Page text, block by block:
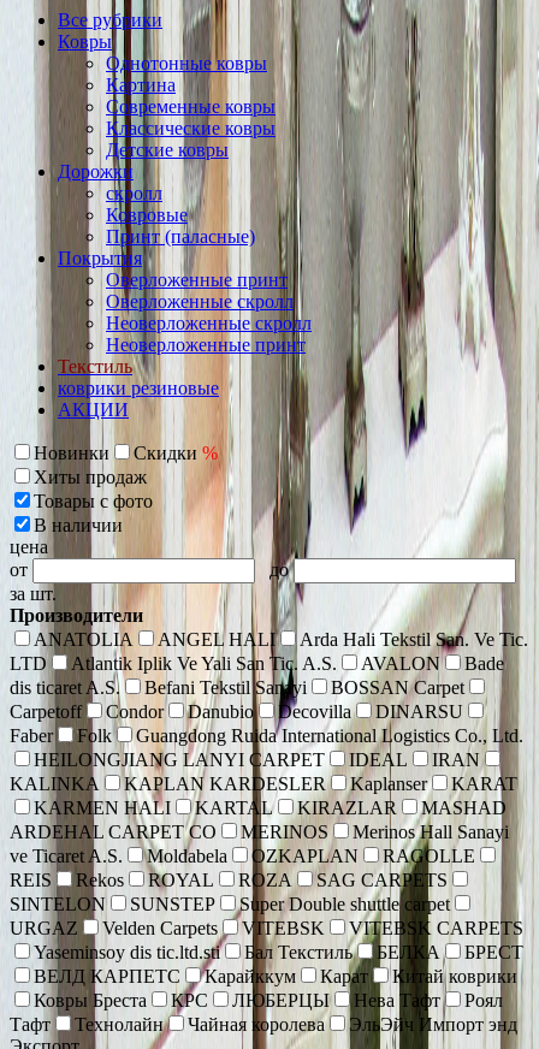
Все рубрики
Ковры
Однотонные ковры
Картина
Современные ковры
Классические ковры
Детские ковры
Дорожки
скролл
Ковровые
Принт (паласные)
Покрытия
Оверложенные принт
Оверложенные скролл
Неоверложенные скролл
Неоверложенные принт
Текстиль
коврики резиновые
АКЦИИ
Новинки Скидки %
Хиты продаж
Товары с фото
В наличии
цена
от
до
за шт.
Производители
ANATOLIA
ANGEL HALI
Arda Hali Tekstil San. Ve Tic.
LTD
Atlantik Iplik Ve Yali San Tic. A.S. AVALON
Bade
dis ticaret A.S.
Befani Tekstil Sanayi
BOSSAN Carpet
Carpetoff
Condor Danubio Decovilla
DINARSU
Faber
Folk
Guangdong Ruida International Logistics Co., Ltd.
HEILONGJIANG LANYI CARPET
IDEAL
IRAN
KALINKA
KAPLAN KARDESLER Kaplanser
KARAT
KARMEN HALI
KARTAL KIRAZLAR
MASHAD
ARDEHAL CARPET CO
MERINOS
Merinos Hall Sanayi
ve Ticaret A.S.
Moldabela OZKAPLAN
RAGOLLE
REIS
Rekos ROYAL ROZA
SAG CARPETS
SINTELON
SUNSTEP
Super Double shuttle carpet
URGAZ
Velden Carpets VITEBSK
VITEBSK CARPETS
Yaseminsoy dis tic.ltd.sti
Бал Текстиль БЕЛКА
БРЕСТ
ВЕЛД КАРПЕТС
Карайккум Карат
Китай коврики
Ковры Бреста
КРС ЛЮБЕРЦЫ Нева Тафт
Роял
Тафт
Технолайн Чайная королева
ЭльЭйч Импорт энд